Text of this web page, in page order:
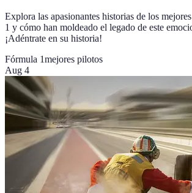
Explora las apasionantes historias de los
1 y cómo han moldeado el legado de este
¡Adéntrate en su historia!
Fórmula 1mejores pilotos
Aug 4